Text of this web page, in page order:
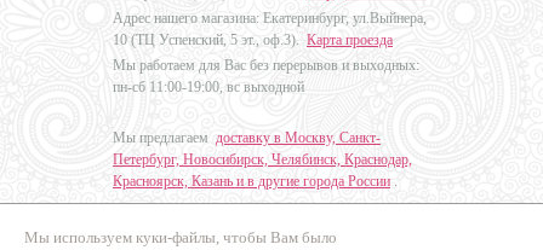
Мы используем куки-файлы, чтобы Вам было
Адрес нашего магазина: Екатеринбург, ул.Выйнера,
10 (ТЦ Успенский, 5 эт., оф.3). Карта проезда
Мы работаем для Вас без перерывов и выходных:
пн-сб 11:00-19:00, вс выходной
Мы предлагаем доставку в Москву, Санкт-
Петербург, Новосибирск, Челябинск, Краснодар,
Красноярск, Казань и в другие города России .